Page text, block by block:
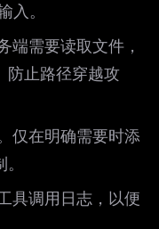
入。
端需要读取文件，
防止路径穿越攻
仅在明确需要时添
具调用日志，以便